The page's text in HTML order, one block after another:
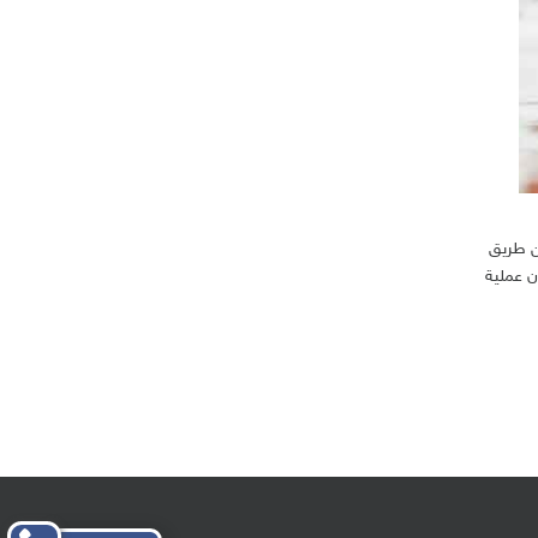
طريق
عملية